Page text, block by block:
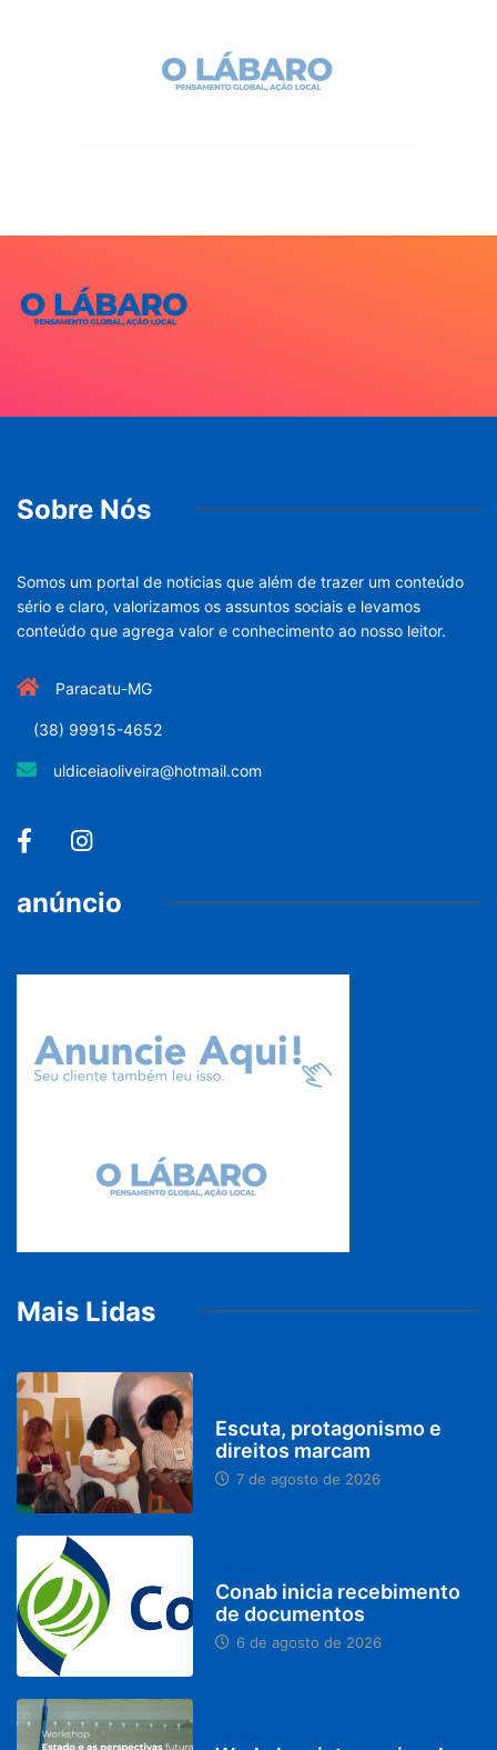
Sobre Nós
Somos um portal de noticias que além de trazer um conteúdo
sério e claro, valorizamos os assuntos sociais e levamos
conteúdo que agrega valor e conhecimento ao nosso leitor.
Paracatu-MG
(38) 99915-4652
uldiceiaoliveira@hotmail.com
anúncio
Mais Lidas
Escuta, protagonismo e
direitos marcam
7 de agosto de 2026
Conab inicia recebimento
de documentos
6 de agosto de 2026